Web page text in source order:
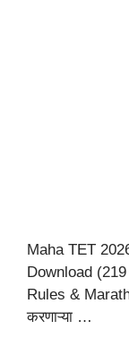
Maha TET
Download
Rules &
करणाऱ्या …